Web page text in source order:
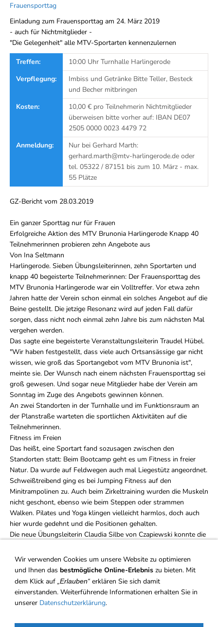
Frauensporttag
Einladung zum Frauensporttag am 24. März 2019
- auch für Nichtmitglieder -
"Die Gelegenheit" alle MTV-Sportarten kennenzulernen
Treffen:
10:00 Uhr Turnhalle Harlingerode
Verpflegung:
Imbiss und Getränke Bitte Teller, Besteck
und Becher mitbringen
Kosten:
10,00 € pro Teilnehmerin Nichtmitglieder
überweisen bitte vorher auf: IBAN DE07
2505 0000 0023 4479 72
Anmeldung:
Nur bei Gerhard Marth:
gerhard.marth@mtv-harlingerode.de oder
tel. 05322 / 87151 bis zum 10. März - max.
55 Plätze
GZ-Bericht vom 28.03.2019
Ein ganzer Sporttag nur für Frauen
Erfolgreiche Aktion des MTV Brunonia Harlingerode Knapp 40
Teilnehmerinnen probieren zehn Angebote aus
Von Ina Seltmann
Harlingerode. Sieben Übungsleiterinnen, zehn Sportarten und
knapp 40 begeisterte Teilnehmerinnen: Der Frauensporttag des
MTV Brunonia Harlingerode war ein Volltreffer. Vor etwa zehn
Jahren hatte der Verein schon einmal ein solches Angebot auf die
Beine gestellt. Die jetzige Resonanz wird auf jeden Fall dafür
sorgen, dass nicht noch einmal zehn Jahre bis zum nächsten Mal
vergehen werden.
Das sagte eine begeisterte Veranstaltungsleiterin Traudel Hübel.
"Wir haben festgestellt, dass viele auch Ortsansässige gar nicht
wissen, wie groß das Sportangebot vom MTV Brunonia ist",
meinte sie. Der Wunsch nach einem nächsten Frauensporttag sei
groß gewesen. Und sogar neue Mitglieder habe der Verein am
Sonntag im Zuge des Angebots gewinnen können.
An zwei Standorten in der Turnhalle und im Funktionsraum an
der Planstraße warteten die sportlichen Aktivitäten auf die
Teilnehmerinnen.
Fitness im Freien
Das heißt, eine Sportart fand sozusagen zwischen den
Standorten statt: Beim Bootcamp geht es um Fitness in freier
Natur. Da wurde auf Feldwegen auch mal Liegestütz angeordnet.
Schweißtreibend ging es bei Jumping Fitness auf den
Minitrampolinen zu. Auch beim Zirkeltraining wurden die Muskeln
nicht geschont, ebenso wie beim Steppen oder strammen
Walken. Pilates und Yoga klingen vielleicht harmlos, doch auch
hier wurde gedehnt und die Positionen gehalten.
Die neue Übungsleiterin Claudia Silbe von Czapiewski konnte die
macht lange geschmeidige Muskeln. Wenn ihr zehn Stunden
mitmacht, seid ihr ein anderer Mensch." Für Jumping Fitness
sorgten Rebecca Bock und Patricia Rehr. Mit Annette Pelz zogen
die Walkerinnen los. Zirkeltraining mit Anja Damköhler, Step
Aerobic mit Heike Kummer und Bauch-Beine-Po-Gymnastik mit
Iris Stützer-Bock komplettierten das Gesamtpaket. Im Vorfeld
Wir verwenden Cookies um unsere Website zu optimieren
und Ihnen das bestmögliche Online-Erlebnis zu bieten. Mit
dem Klick auf „Erlauben“ erklären Sie sich damit
einverstanden. Weiterführende Informationen erhalten Sie in
unserer Datenschutzerklärung.